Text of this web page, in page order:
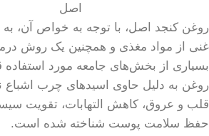
اصل
روغن کنجد اصل، با توجه به خواص آن، به
غنی از مواد مغذی و همچنین یک روش
بسیاری از بخش‌های جامعه مورد استفاده
روغن به دلیل حاوی اسیدهای چرب اشباع
قلب و عروق، کاهش التهابات، تقویت
حفظ سلامت پوست شناخته شده است.